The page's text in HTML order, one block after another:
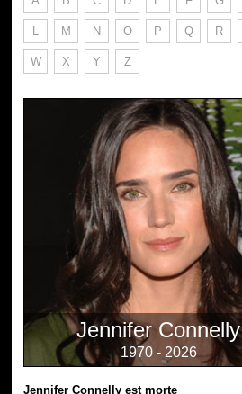
L M N O P Q R
W X Y Z
Jennifer Connelly
1970 - 2026
Jennifer Connelly est morte